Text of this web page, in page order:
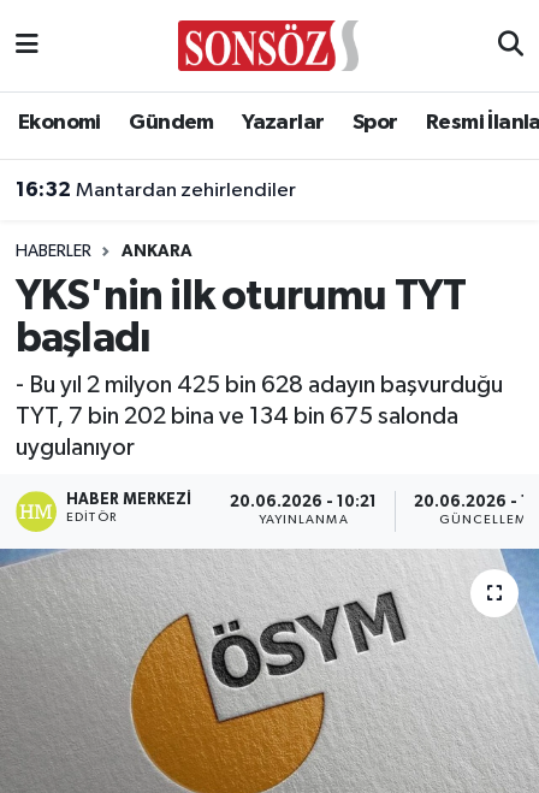
Ekonomi Gündem Yazarlar Spor Resmi
16:32 Mantardan zehirlendiler
HABERLER ANKARA
YKS'nin ilk oturumu TYT
başladı
- Bu yıl 2 milyon 425 bin 628 adayın başvurduğu
TYT, 7 bin 202 bina ve 134 bin 675 salonda
uygulanıyor
HABER MERKEZI
EDITÖR
20.06.2026 - 10:21
YAYINLANMA
20.06.2026 -
GÜNCELLEME
Asayiş
Biyografi
Çevre
Diğer
Dünya
Eğitim
Ekonomi
Eleman
Emlak
Gündem
Ankara Nöbetçi Eczaneler
Ankara Trafik Yoğunluk Haritası
Süper Lig Puan Durumu ve Fikstür
Tüm Manşetler
Son Dakika Haberleri
Haber Arşivi